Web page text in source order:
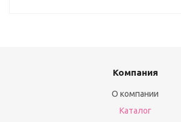
Компания
О компании
Каталог